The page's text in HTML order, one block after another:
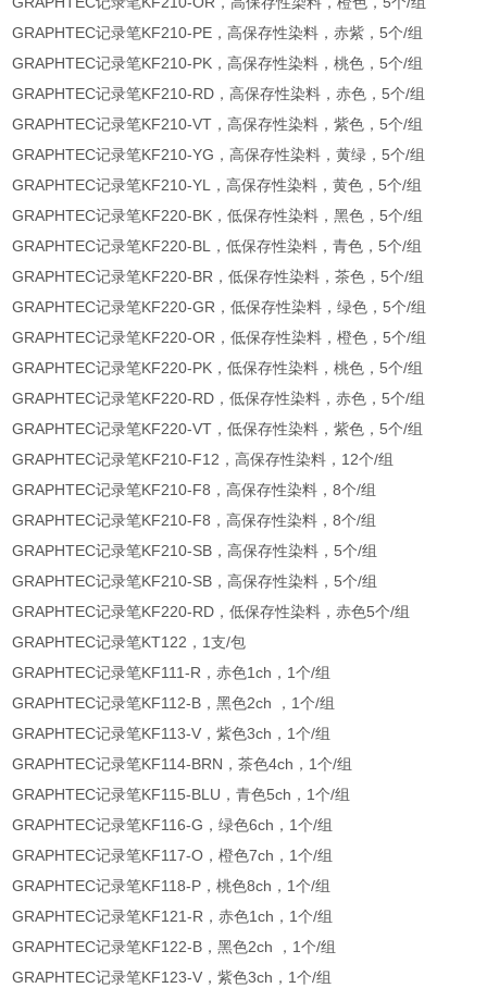
GRAPHTEC记录笔KF210-PE，高保存性染料，赤紫，5个/组
GRAPHTEC记录笔KF210-PK，高保存性染料，桃色，5个/组
GRAPHTEC记录笔KF210-RD，高保存性染料，赤色，5个/组
GRAPHTEC记录笔KF210-VT，高保存性染料，紫色，5个/组
GRAPHTEC记录笔KF210-YG，高保存性染料，黄绿，5个/组
GRAPHTEC记录笔KF210-YL，高保存性染料，黄色，5个/组
GRAPHTEC记录笔KF220-BK，低保存性染料，黑色，5个/组
GRAPHTEC记录笔KF220-BL，低保存性染料，青色，5个/组
GRAPHTEC记录笔KF220-BR，低保存性染料，茶色，5个/组
GRAPHTEC记录笔KF220-GR，低保存性染料，绿色，5个/组
GRAPHTEC记录笔KF220-OR，低保存性染料，橙色，5个/组
GRAPHTEC记录笔KF220-PK，低保存性染料，桃色，5个/组
GRAPHTEC记录笔KF220-RD，低保存性染料，赤色，5个/组
GRAPHTEC记录笔KF220-VT，低保存性染料，紫色，5个/组
GRAPHTEC记录笔KF210-F12，高保存性染料，12个/组
GRAPHTEC记录笔KF210-F8，高保存性染料，8个/组
GRAPHTEC记录笔KF210-F8，高保存性染料，8个/组
GRAPHTEC记录笔KF210-SB，高保存性染料，5个/组
GRAPHTEC记录笔KF210-SB，高保存性染料，5个/组
GRAPHTEC记录笔KF220-RD，低保存性染料，赤色5个/组
GRAPHTEC记录笔KT122，1支/包
GRAPHTEC记录笔KF111-R，赤色1ch，1个/组
GRAPHTEC记录笔KF112-B，黑色2ch ，1个/组
GRAPHTEC记录笔KF113-V，紫色3ch，1个/组
GRAPHTEC记录笔KF114-BRN，茶色4ch，1个/组
GRAPHTEC记录笔KF115-BLU，青色5ch，1个/组
GRAPHTEC记录笔KF116-G，绿色6ch，1个/组
GRAPHTEC记录笔KF117-O，橙色7ch，1个/组
GRAPHTEC记录笔KF118-P，桃色8ch，1个/组
GRAPHTEC记录笔KF121-R，赤色1ch，1个/组
GRAPHTEC记录笔KF122-B，黑色2ch ，1个/组
GRAPHTEC记录笔KF123-V，紫色3ch，1个/组